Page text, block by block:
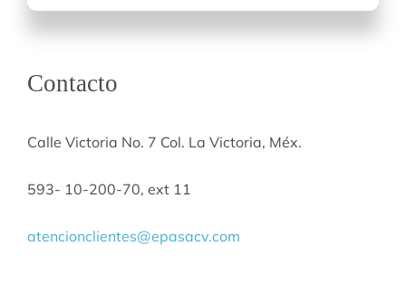
Contacto
Calle Victoria No. 7 Col. La Victoria, Méx.
593- 10-200-70, ext 11
atencionclientes@epasacv.com